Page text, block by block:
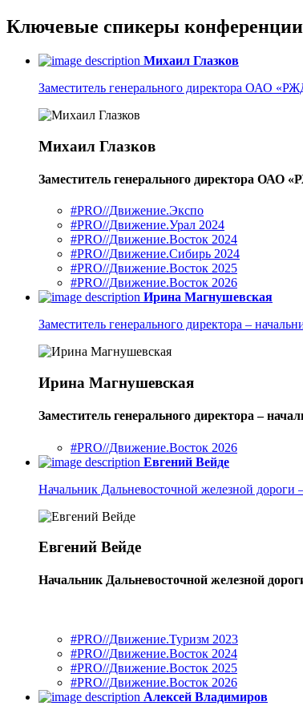
Ключевые спикеры конференции
Михаил Глазков
Заместитель генерального директора ОАО
Михаил Глазков
Заместитель генерального директора ОАО
#PRO//Движение.Экспо
#PRO//Движение.Урал 2024
#PRO//Движение.Восток 2024
#PRO//Движение.Сибирь 2024
#PRO//Движение.Восток 2025
#PRO//Движение.Восток 2026
Ирина Магнушевская
Заместитель генерального директора –
Ирина Магнушевская
Заместитель генерального директора –
#PRO//Движение.Восток 2026
Евгений Вейде
Начальник Дальневосточной железной
Евгений Вейде
Начальник Дальневосточной железной
#PRO//Движение.Туризм 2023
#PRO//Движение.Восток 2024
#PRO//Движение.Восток 2025
#PRO//Движение.Восток 2026
Алексей Владимиров